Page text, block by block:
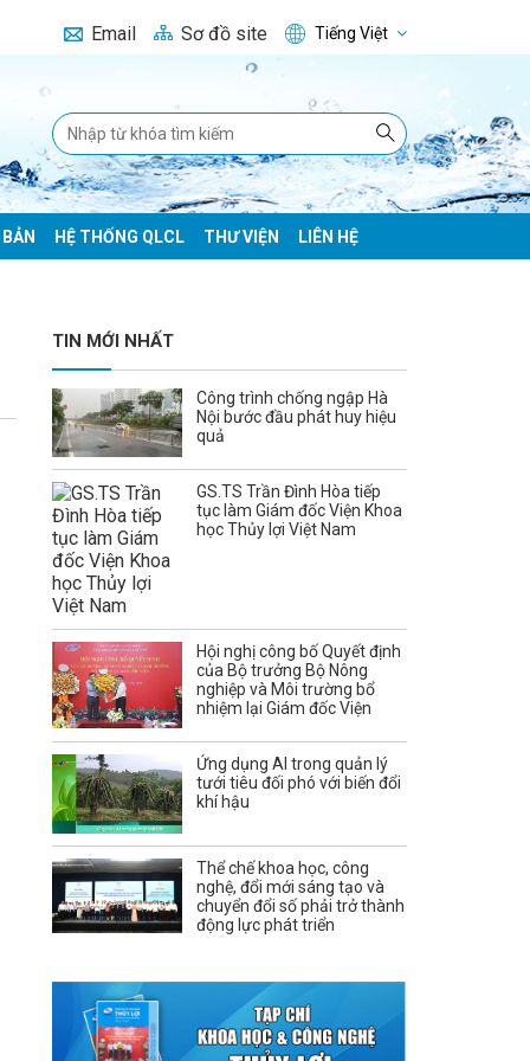
Email Sơ đồ site Tiếng Việt
HỆ THỐNG QLCL THƯ VIỆN LIÊN HỆ
TIN MỚI NHẤT
Công trình chống ngập Hà
Nội bước đầu phát huy hiệu
quả
GS.TS Trần Đình Hòa tiếp
tục làm Giám đốc Viện Khoa
học Thủy lợi Việt Nam
Hội nghị công bố Quyết định
của Bộ trưởng Bộ Nông
nghiệp và Môi trường bổ
nhiệm lại Giám đốc Viện
Ứng dụng AI trong quản lý
tưới tiêu đối phó với biến đổi
khí hậu
Thể chế khoa học, công
nghệ, đổi mới sáng tạo và
chuyển đổi số phải trở thành
động lực phát triển